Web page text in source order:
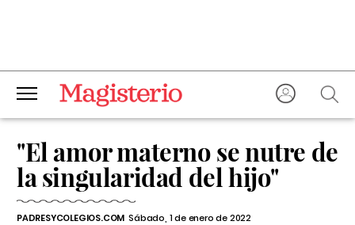
"El amor materno se nutre de
la singularidad del hijo"
PADRESYCOLEGIOS.COM Sábado, 1 de enero de 2022